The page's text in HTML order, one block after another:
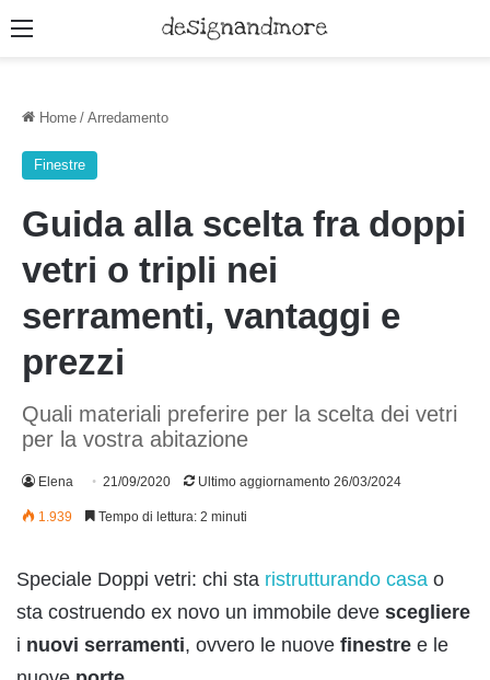
Menu
Home / Arredamento
Finestre
Guida alla scelta fra doppi
vetri o tripli nei
serramenti, vantaggi e
prezzi
Quali materiali preferire per la scelta dei vetri
per la vostra abitazione
Elena 21/09/2020 Ultimo aggiornamento 26/03/2024
1.939 Tempo di lettura: 2 minuti
Speciale Doppi vetri: chi sta ristrutturando casa o
sta costruendo ex novo un immobile deve scegliere
i nuovi serramenti, ovvero le nuove finestre e le